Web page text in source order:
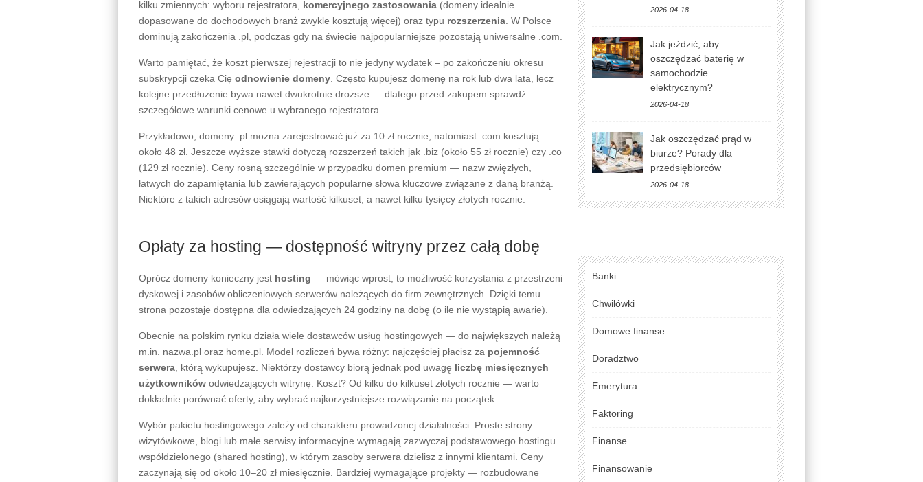
kilku zmiennych: wyboru rejestratora, komercyjnego zastosowania (domeny idealnie
dopasowane do dochodowych branż zwykle kosztują więcej) oraz typu rozszerzenia . W Polsce
dominują zakończenia .pl, podczas gdy na świecie najpopularniejsze pozostają uniwersalne .com.
Warto pamiętać, że koszt pierwszej rejestracji to nie jedyny wydatek – po zakończeniu okresu
subskrypcji czeka Cię odnowienie domeny . Często kupujesz domenę na rok lub dwa lata, lecz
kolejne przedłużenie bywa nawet dwukrotnie droższe — dlatego przed zakupem sprawdź
szczegółowe warunki cenowe u wybranego rejestratora.
Przykładowo, domeny .pl można zarejestrować już za 10 zł rocznie, natomiast .com kosztują
około 48 zł. Jeszcze wyższe stawki dotyczą rozszerzeń takich jak .biz (około 55 zł rocznie) czy .co
(129 zł rocznie). Ceny rosną szczególnie w przypadku domen premium — nazw zwięzłych,
łatwych do zapamiętania lub zawierających popularne słowa kluczowe związane z daną branżą.
Niektóre z takich adresów osiągają wartość kilkuset, a nawet kilku tysięcy złotych rocznie.
Opłaty za hosting — dostępność witryny przez całą dobę
Oprócz domeny konieczny jest hosting — mówiąc wprost, to możliwość korzystania z przestrzeni
dyskowej i zasobów obliczeniowych serwerów należących do firm zewnętrznych. Dzięki temu
strona pozostaje dostępna dla odwiedzających 24 godziny na dobę (o ile nie wystąpią awarie).
Obecnie na polskim rynku działa wiele dostawców usług hostingowych — do największych należą
m.in. nazwa.pl oraz home.pl. Model rozliczeń bywa różny: najczęściej płacisz za pojemność
serwera , którą wykupujesz. Niektórzy dostawcy biorą jednak pod uwagę liczbę miesięcznych
użytkowników odwiedzających witrynę. Koszt? Od kilku do kilkuset złotych rocznie — warto
dokładnie porównać oferty, aby wybrać najkorzystniejsze rozwiązanie na początek.
Wybór pakietu hostingowego zależy od charakteru prowadzonej działalności. Proste strony
wizytówkowe, blogi lub małe serwisy informacyjne wymagają zazwyczaj podstawowego hostingu
współdzielonego (shared hosting), w którym zasoby serwera dzielisz z innymi klientami. Ceny
zaczynają się od około 10–20 zł miesięcznie. Bardziej wymagające projekty — rozbudowane
2026-04-18
Jak jeździć, aby
oszczędzać baterię w
samochodzie
elektrycznym?
2026-04-18
Jak oszczędzać prąd w
biurze? Porady dla
przedsiębiorców
2026-04-18
Banki
Chwilówki
Domowe finanse
Doradztwo
Emerytura
Faktoring
Finanse
Finansowanie